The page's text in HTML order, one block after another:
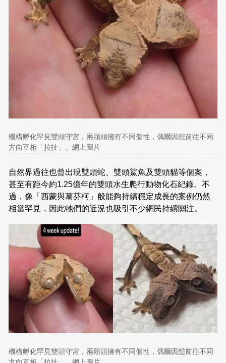
機構孵化罕見雙頭守宮，兩顆頭擁有不同個性，偶爾因想前往不同
方向互相「拉扯」。網上圖片
自然界過往也曾出現雙頭蛇、雙頭鯊魚及雙頭貓等個案，
甚至有距今約1.25億年的雙頭水生爬行動物化石紀錄。不
過，像「西蒙與葛芬柯」般能夠持續穩定成長的案例仍然
相當罕見，因此牠們的近況也吸引不少網民持續關注。
機構孵化罕見雙頭守宮，兩顆頭擁有不同個性，偶爾因想前往不同